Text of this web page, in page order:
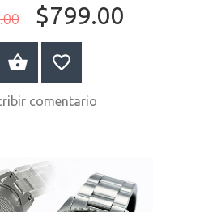
$799.00
COMPRAR AHORA
comentario